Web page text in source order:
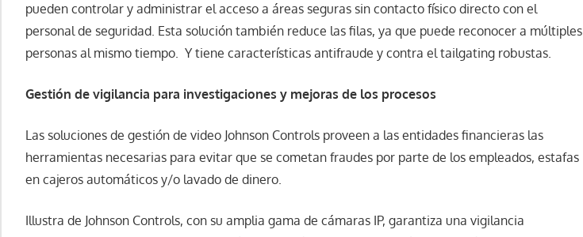
pueden controlar y administrar el acceso a áreas seguras sin contacto físico directo con el
personal de seguridad. Esta solución también reduce las filas, ya que puede reconocer a múltiples
personas al mismo tiempo. Y tiene características antifraude y contra el tailgating robustas.
Gestión de vigilancia para investigaciones y mejoras de los procesos
Las soluciones de gestión de video Johnson Controls proveen a las entidades financieras las
herramientas necesarias para evitar que se cometan fraudes por parte de los empleados, estafas
en cajeros automáticos y/o lavado de dinero.
Illustra de Johnson Controls, con su amplia gama de cámaras IP, garantiza una vigilancia